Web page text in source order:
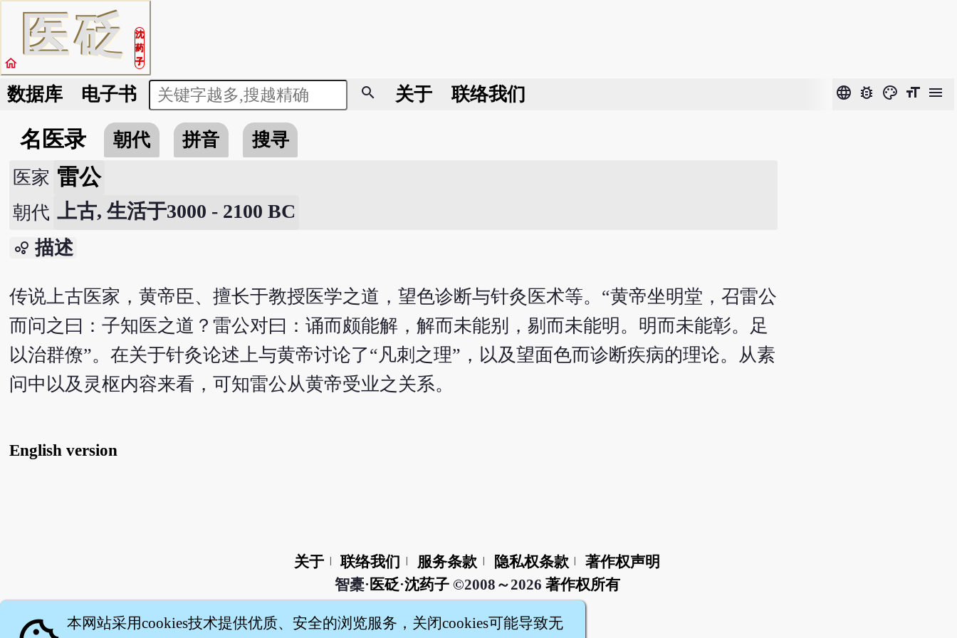
医砭
沈
药
子
home
数据库 电子书 search 关于 联络我们 language bug_report color_lens format_size menu
名医录 朝代 拼音
搜寻
医家 雷公
朝代 上古, 生活于3000 - 2100 BC
bubble_chart 描述
传说上古医家，黄帝臣、擅长于教授医学之道，望色诊断与针灸医术等。“黄帝坐明堂，召雷公
而问之曰：子知医之道？雷公对曰：诵而颇能解，解而未能别，剔而未能明。明而未能彰。足
以治群僚”。在关于针灸论述上与黄帝讨论了“凡刺之理”，以及望面色而诊断疾病的理论。从素
问中以及灵枢内容来看，可知雷公从黄帝受业之关系。
English version
关于 联络我们 服务条款 隐私权条款
著作权声明
智橐· 医砭·沈药子©2008～2026 著作权所有
本网站采用cookies技术提供优质、安全的浏览服务，关闭cookies可能导致无